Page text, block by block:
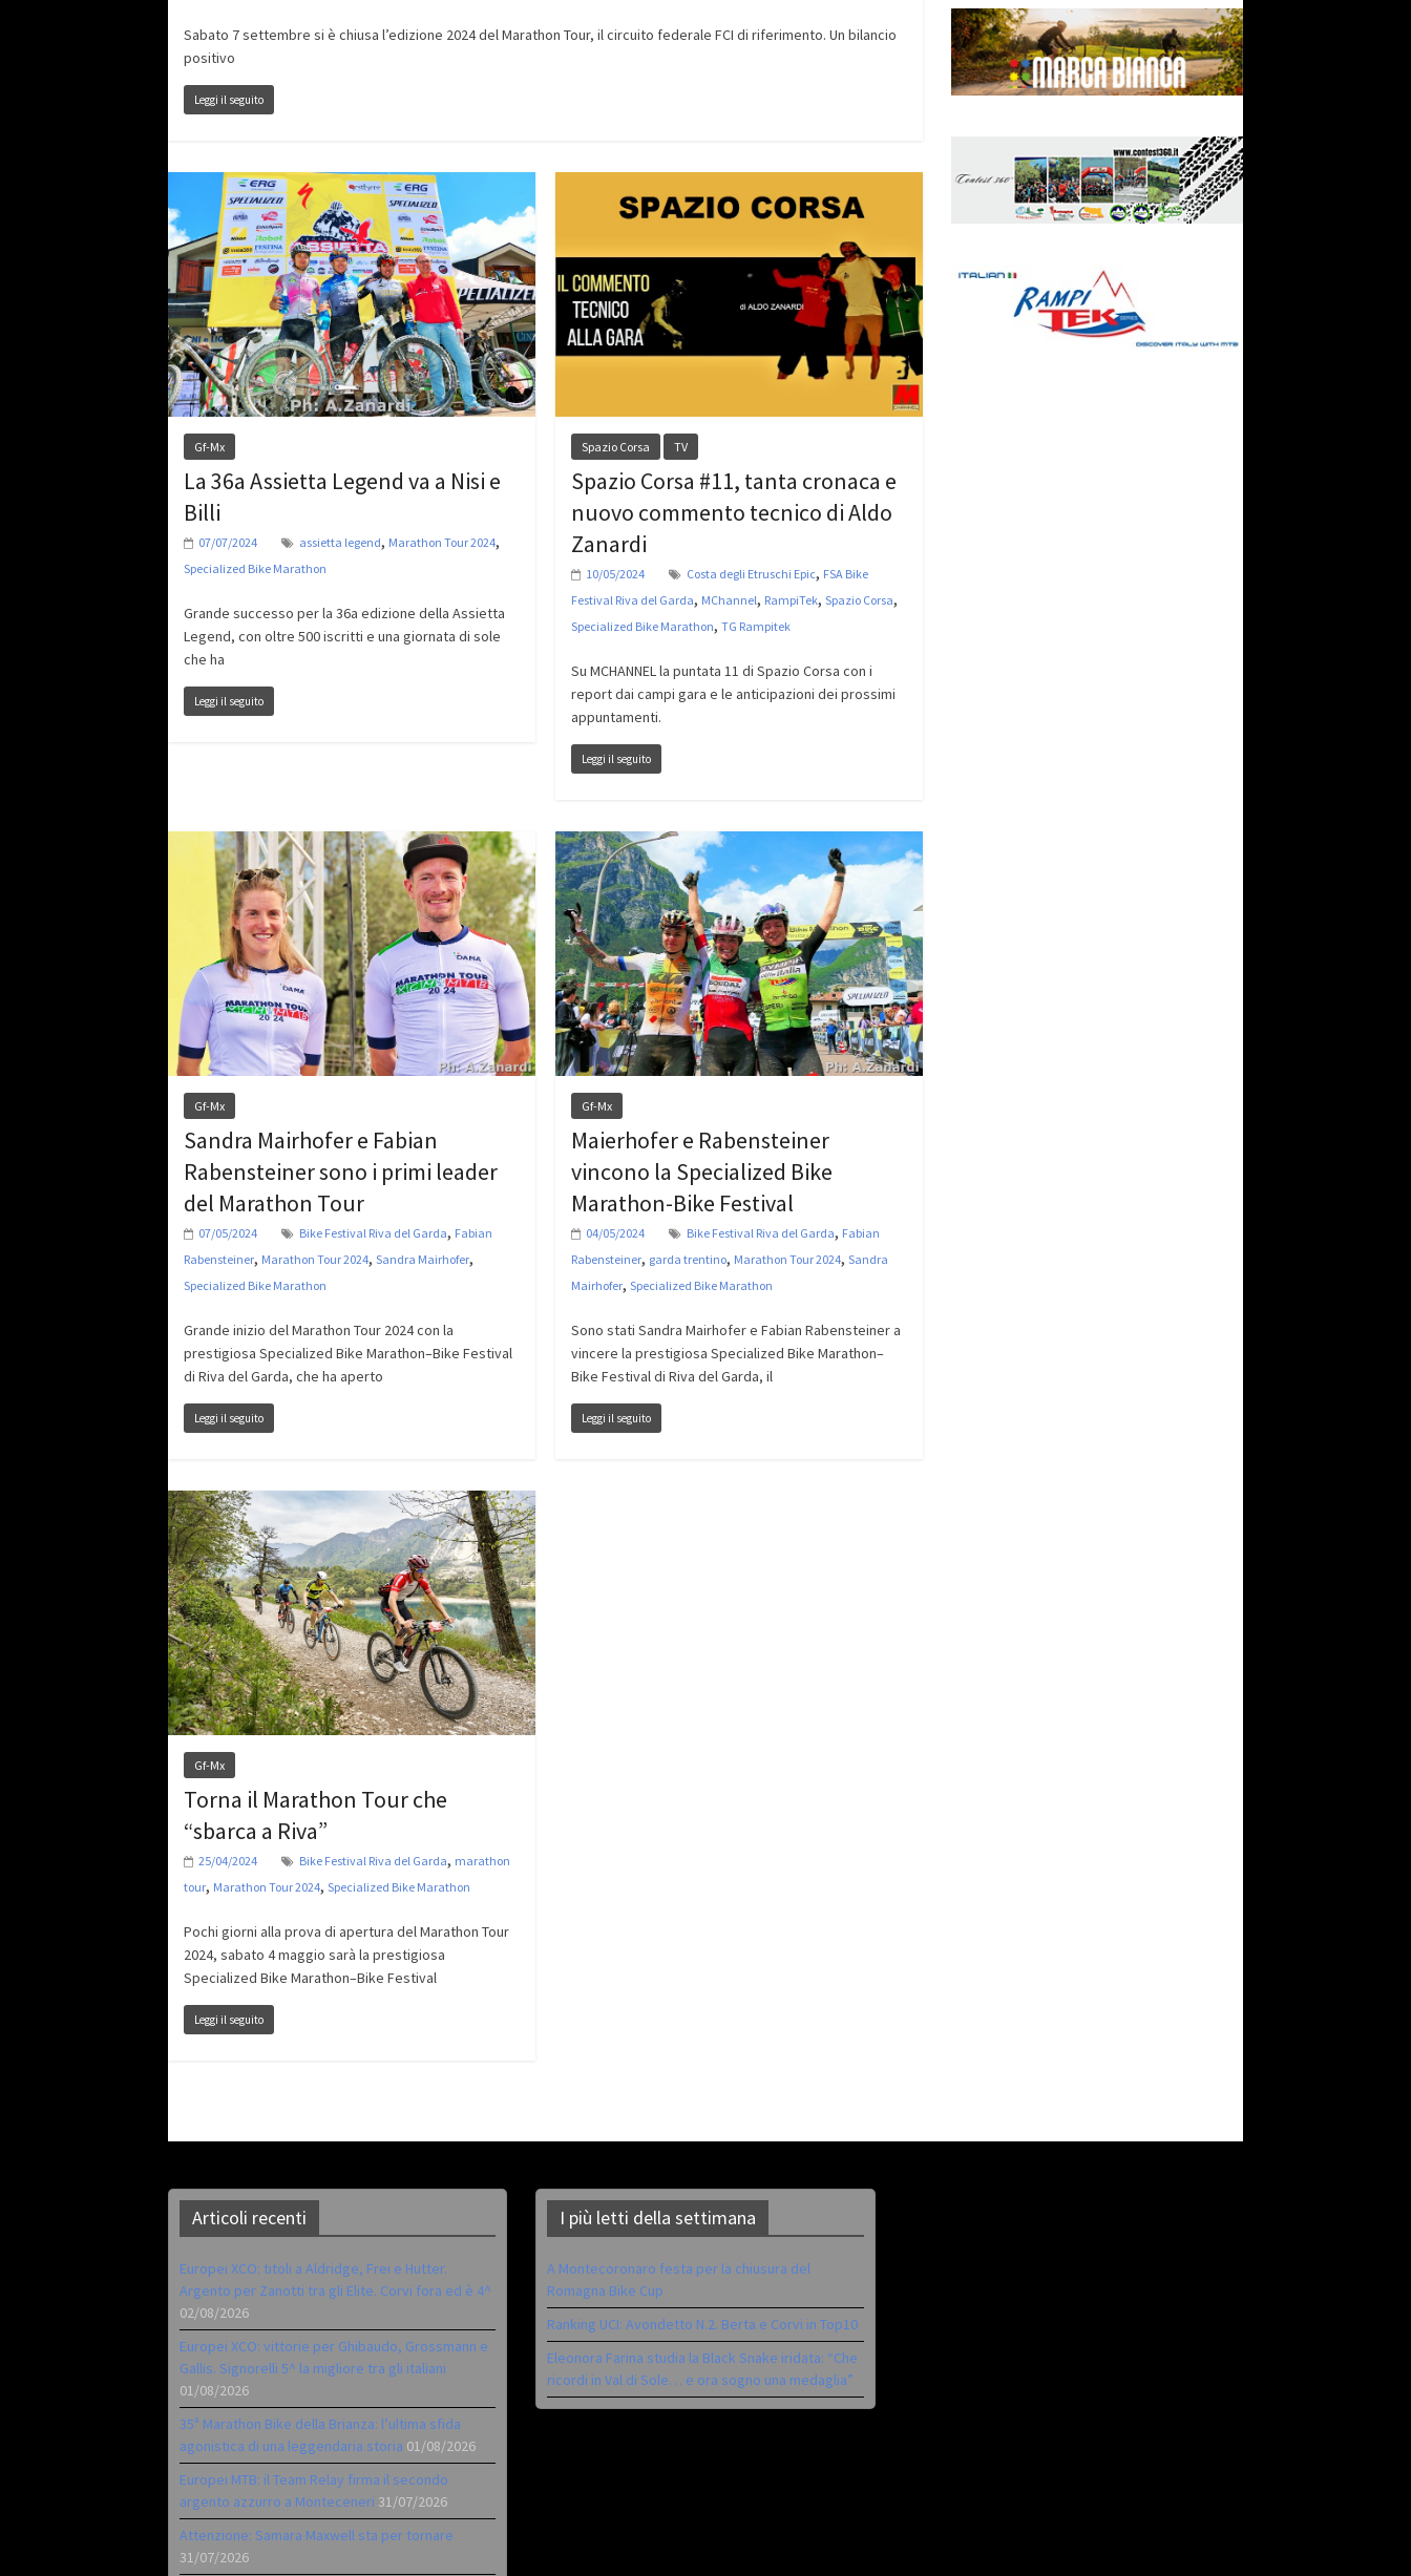
Sabato 7 settembre si è chiusa l’edizione 2024 del Marathon Tour, il circuito federale FCI di riferimento. Un bilancio
positivo
Leggi il seguito
Gf-Mx
La 36a Assietta Legend va a Nisi e
Billi
07/07/2024 assietta legend, Marathon Tour 2024,
Specialized Bike Marathon
Grande successo per la 36a edizione della Assietta
Legend, con oltre 500 iscritti e una giornata di sole
che ha
Leggi il seguito
Spazio Corsa TV
Spazio Corsa #11, tanta cronaca e
nuovo commento tecnico di Aldo
Zanardi
10/05/2024 Costa degli Etruschi Epic, FSA Bike
Festival Riva del Garda, MChannel, RampiTek, Spazio Corsa,
Specialized Bike Marathon, TG Rampitek
Su MCHANNEL la puntata 11 di Spazio Corsa con i
report dai campi gara e le anticipazioni dei prossimi
appuntamenti.
Leggi il seguito
Gf-Mx
Sandra Mairhofer e Fabian
Rabensteiner sono i primi leader
del Marathon Tour
07/05/2024 Bike Festival Riva del Garda, Fabian
Rabensteiner, Marathon Tour 2024, Sandra Mairhofer,
Specialized Bike Marathon
Grande inizio del Marathon Tour 2024 con la
prestigiosa Specialized Bike Marathon–Bike Festival
di Riva del Garda, che ha aperto
Leggi il seguito
Gf-Mx
Maierhofer e Rabensteiner
vincono la Specialized Bike
Marathon-Bike Festival
04/05/2024 Bike Festival Riva del Garda, Fabian
Rabensteiner, garda trentino, Marathon Tour 2024, Sandra
Mairhofer, Specialized Bike Marathon
Sono stati Sandra Mairhofer e Fabian Rabensteiner a
vincere la prestigiosa Specialized Bike Marathon–
Bike Festival di Riva del Garda, il
Leggi il seguito
Gf-Mx
Torna il Marathon Tour che
“sbarca a Riva”
25/04/2024 Bike Festival Riva del Garda, marathon
tour, Marathon Tour 2024, Specialized Bike Marathon
Pochi giorni alla prova di apertura del Marathon Tour
2024, sabato 4 maggio sarà la prestigiosa
Specialized Bike Marathon–Bike Festival
Leggi il seguito
Articoli recenti
Europei XCO: titoli a Aldridge, Frei e Hutter.
Argento per Zanotti tra gli Elite. Corvi fora ed è 4^
02/08/2026
Europei XCO: vittorie per Ghibaudo, Grossmann e
Gallis. Signorelli 5^ la migliore tra gli italiani
01/08/2026
35ª Marathon Bike della Brianza: l’ultima sfida
agonistica di una leggendaria storia 01/08/2026
Europei MTB: il Team Relay firma il secondo
argento azzurro a Monteceneri 31/07/2026
Attenzione: Samara Maxwell sta per tornare
31/07/2026
I più letti della settimana
A Montecoronaro festa per la chiusura del
Romagna Bike Cup
Ranking UCI: Avondetto N.2. Berta e Corvi in Top10
Eleonora Farina studia la Black Snake iridata: “Che
ricordi in Val di Sole… e ora sogno una medaglia”